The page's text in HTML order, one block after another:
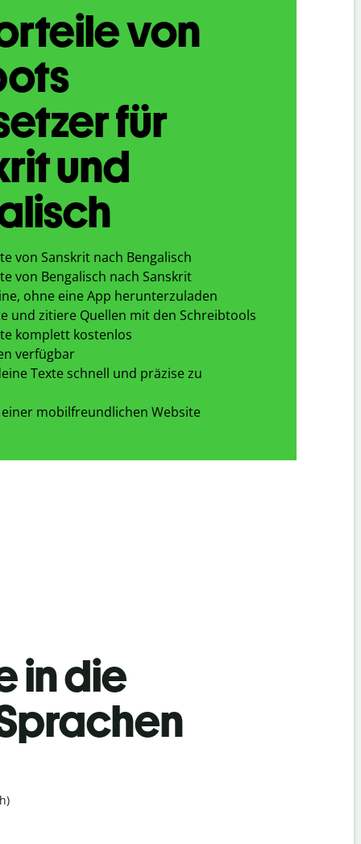
von
für
und
von Sanskrit nach Bengalisch
von Bengalisch nach Sanskrit
ohne eine App herunterzuladen
und zitiere Quellen mit den Schreibtools
komplett kostenlos
verfügbar
Texte schnell und präzise zu
mobilfreundlichen Website
in die